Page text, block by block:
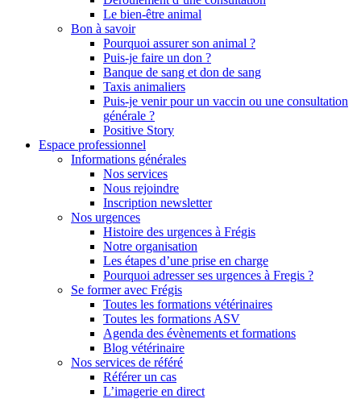
Le bien-être animal
Bon à savoir
Pourquoi assurer son animal ?
Puis-je faire un don ?
Banque de sang et don de sang
Taxis animaliers
Puis-je venir pour un vaccin ou une consultation
générale ?
Positive Story
Espace professionnel
Informations générales
Nos services
Nous rejoindre
Inscription newsletter
Nos urgences
Histoire des urgences à Frégis
Notre organisation
Les étapes d’une prise en charge
Pourquoi adresser ses urgences à Fregis ?
Se former avec Frégis
Toutes les formations vétérinaires
Toutes les formations ASV
Agenda des évènements et formations
Blog vétérinaire
Nos services de référé
Référer un cas
L’imagerie en direct